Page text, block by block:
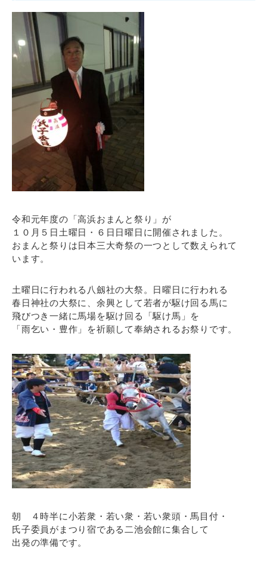
令和元年度の「高浜おまんと祭り」が
１０月５日土曜日・６日日曜日に開催されました。
おまんと祭りは日本三大奇祭の一つとして数えられて
います。
土曜日に行われる八劔社の大祭。日曜日に行われる
春日神社の大祭に、余興として若者が駆け回る馬に
飛びつき一緒に馬場を駆け回る「駆け馬」を
「雨乞い・豊作」を祈願して奉納されるお祭りです。
朝 ４時半に小若衆・若い衆・若い衆頭・馬目付・
氏子委員がまつり宿である二池会館に集合して
出発の準備です。